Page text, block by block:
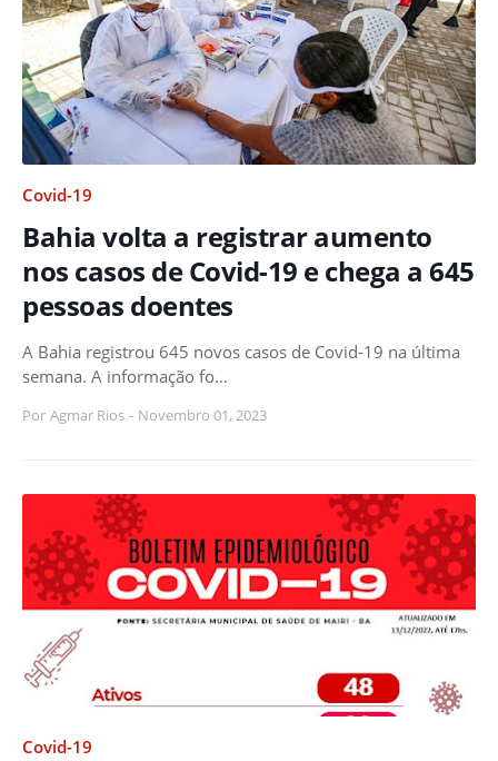
Covid-19
Bahia volta a registrar aumento
nos casos de Covid-19 e chega a 645
pessoas doentes
A Bahia registrou 645 novos casos de Covid-19 na última
semana. A informação fo…
Por Agmar Rios - Novembro 01, 2023
Covid-19